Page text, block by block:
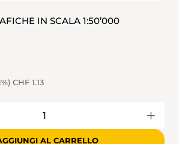
IN SCALA 1:50’000
CHF 1.13
AL CARRELLO